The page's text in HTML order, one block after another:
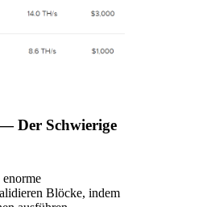
Der Schwierige
Blöcke, indem